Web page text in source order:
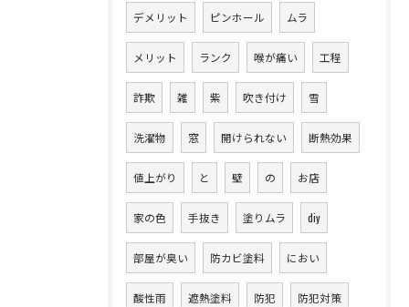
デメリット ピンホール ムラ
メリット ランク 喉が痛い 工程
詐欺 雑 紫 吹き付け 雪
洗濯物 窓 開けられない 断熱効果
値上がり と 壁 の お店
家の色 手抜き 塗りムラ diy
部屋が臭い 防カビ塗料 におい
酸性雨 遮熱塗料 防犯 防犯対策